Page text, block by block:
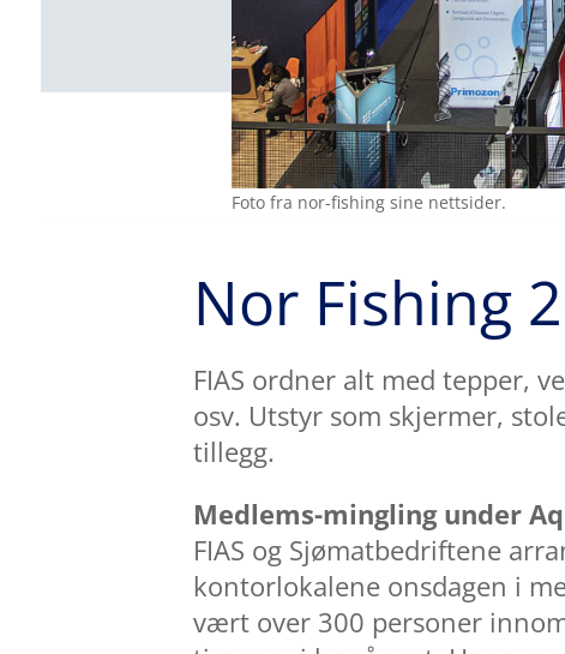
Foto fra nor-fishing sine nettsider.
Nor Fishing
FIAS ordner alt med tepper,
osv. Utstyr som skjermer,
tillegg.
Medlems-mingling under
FIAS og Sjømatbedriftene
kontorlokalene onsdagen i
vært over 300 personer